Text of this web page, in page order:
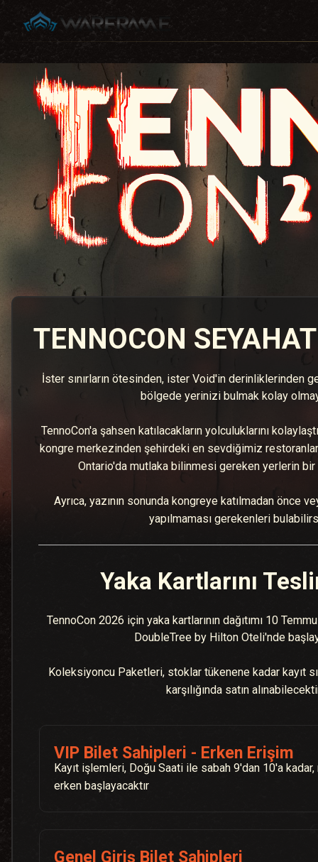
TENNOCON
İster sınırların ötesinden, ister Void'in derinliklerinden
bölgede yerinizi bulmak kolay
TennoCon'a şahsen katılacakların yolculuklarını
kongre merkezinden şehirdeki en sevdiğimiz
Ontario'da mutlaka bilinmesi gereken yerlerin bir
Ayrıca, yazının sonunda kongreye katılmadan önce
yapılmaması gerekenleri
Yaka Kartlarını
TennoCon 2026 için yaka kartlarının dağıtımı 10
DoubleTree by Hilton Oteli'nde
Koleksiyoncu Paketleri, stoklar tükenene kadar kayıt
karşılığında satın
VIP Bilet Sahipleri - Erken Erişim
Kayıt işlemleri, Doğu Saati ile sabah 9'dan 10'a
erken başlayacaktır
Genel Giriş Bilet Sahipleri